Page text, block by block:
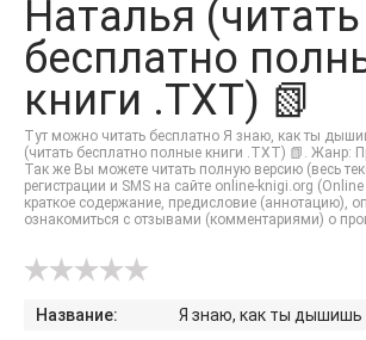
Наталья (читать
бесплатно
книги .TXT) 📗
Тут можно читать бесплатно Я знаю, как ты
(читать бесплатно полные книги .TXT) 📗. Жанр:
Так же Вы можете читать полную версию (весь
регистрации и SMS на сайте online-knigi.org
краткое содержание, предисловие (аннотацию),
ознакомиться с отзывами (комментариями) о
Название: Я знаю, как ты дышишь